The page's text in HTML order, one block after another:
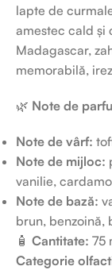
lapte de
amestec cald și
Madagascar,
memorabilă,
🌿 Note de
Note de vârf:
Note de mijloc:
vanilie,
Note de bază:
brun, benzoină,
🧴 Cantitate: 75
Categorie